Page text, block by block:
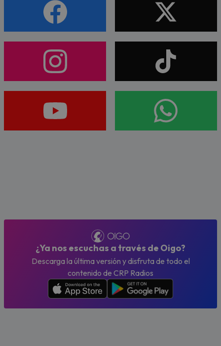
¿Ya nos escuchas a través de Oigo?
Descarga la última versión y disfruta de todo el
contenido de CRP Radios